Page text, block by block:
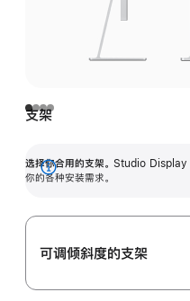
支架
选择你合用的支架。 Studio Display
你的各种安装需求。
展
可调倾斜度的支架